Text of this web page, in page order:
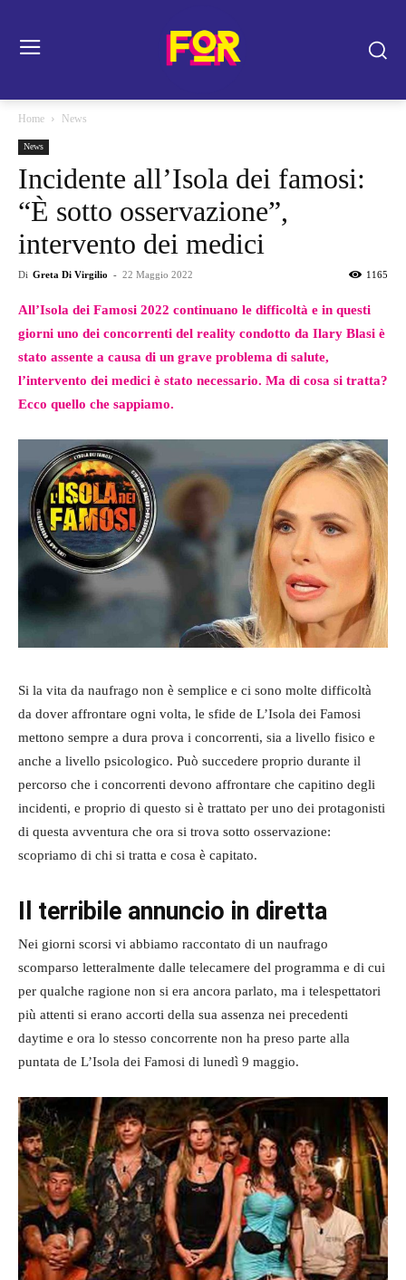
Home News
News
Incidente all’Isola dei famosi:
“È sotto osservazione”,
intervento dei medici
Di Greta Di Virgilio - 22 Maggio 2022 1165
All’Isola dei Famosi 2022 continuano le difficoltà e in questi
giorni uno dei concorrenti del reality condotto da Ilary Blasi è
stato assente a causa di un grave problema di salute,
l’intervento dei medici è stato necessario. Ma di cosa si tratta?
Ecco quello che sappiamo.
Si la vita da naufrago non è semplice e ci sono molte difficoltà
da dover affrontare ogni volta, le sfide de L’Isola dei Famosi
mettono sempre a dura prova i concorrenti, sia a livello fisico e
anche a livello psicologico. Può succedere proprio durante il
percorso che i concorrenti devono affrontare che capitino degli
incidenti, e proprio di questo si è trattato per uno dei protagonisti
di questa avventura che ora si trova sotto osservazione:
scopriamo di chi si tratta e cosa è capitato.
Il terribile annuncio in diretta
Nei giorni scorsi vi abbiamo raccontato di un naufrago
scomparso letteralmente dalle telecamere del programma e di cui
per qualche ragione non si era ancora parlato, ma i telespettatori
più attenti si erano accorti della sua assenza nei precedenti
daytime e ora lo stesso concorrente non ha preso parte alla
puntata de L’Isola dei Famosi di lunedì 9 maggio.